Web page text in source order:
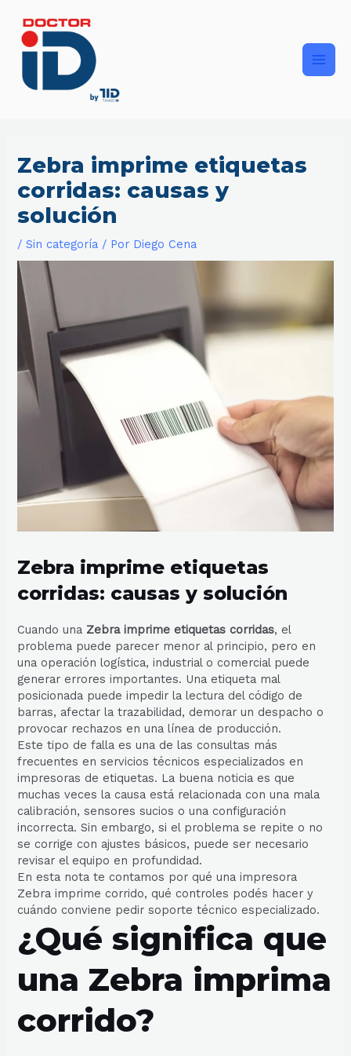
contenido
Zebra imprime etiquetas
corridas: causas y
solución
/Sin categoría / Por Diego Cena
Zebra imprime etiquetas
corridas: causas y solución
Cuando una Zebra imprime etiquetas corridas, el
problema puede parecer menor al principio, pero en
una operación logística, industrial o comercial puede
generar errores importantes. Una etiqueta mal
posicionada puede impedir la lectura del código de
barras, afectar la trazabilidad, demorar un despacho o
provocar rechazos en una línea de producción.
Este tipo de falla es una de las consultas más
frecuentes en servicios técnicos especializados en
impresoras de etiquetas. La buena noticia es que
muchas veces la causa está relacionada con una mala
calibración, sensores sucios o una configuración
incorrecta. Sin embargo, si el problema se repite o no
se corrige con ajustes básicos, puede ser necesario
revisar el equipo en profundidad.
En esta nota te contamos por qué una impresora
Zebra imprime corrido, qué controles podés hacer y
cuándo conviene pedir soporte técnico especializado.
¿Qué significa que
una Zebra imprima
corrido?